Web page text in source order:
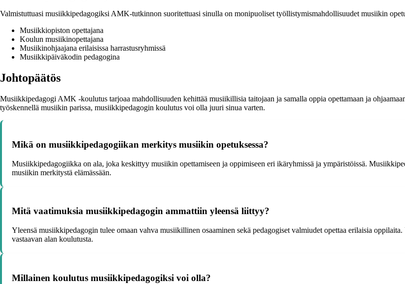
Valmistuttuasi musiikkipedagogiksi AMK-tutkinnon suoritettuasi sinulla on monipuoliset työllistymismahdollisuudet musiikin
Musiikkiopiston opettajana
Koulun musiikinopettajana
Musiikinohjaajana erilaisissa harrastusryhmissä
Musiikkipäiväkodin pedagogina
Johtopäätös
Musiikkipedagogi AMK -koulutus tarjoaa mahdollisuuden kehittää musiikillisia taitojaan ja samalla oppia opettamaan ja
työskennellä musiikin parissa, musiikkipedagogin koulutus voi olla juuri sinua varten.
Mikä on musiikkipedagogiikan merkitys musiikin opetuksessa?
Musiikkipedagogiikka on ala, joka keskittyy musiikin opettamiseen ja oppimiseen eri ikäryhmissä ja ympäristöissä.
musiikin merkitystä elämässään.
Mitä vaatimuksia musiikkipedagogin ammattiin yleensä liittyy?
Yleensä musiikkipedagogin tulee omaan vahva musiikillinen osaaminen sekä pedagogiset valmiudet opettaa erilaisia
vastaavan alan koulutusta.
Millainen koulutus musiikkipedagogiksi voi olla?